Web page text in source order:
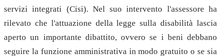
servizi integrati (Cisi). Nel suo intervento l'assessore ha
rilevato che l'attuazione della legge sulla disabilità lascia
aperto un importante dibattito, ovvero se i beni debbano
seguire la funzione amministrativa in modo gratuito o se sia